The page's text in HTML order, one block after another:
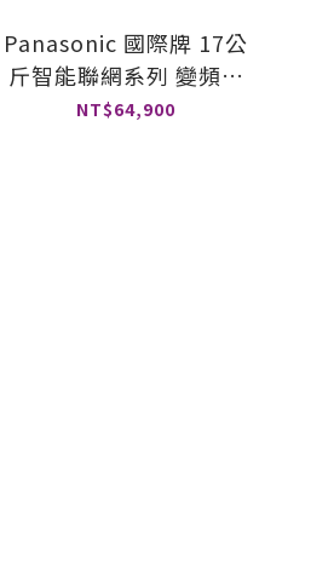
Panasonic 國際牌 17公
斤智能聯網系列 變頻溫
水滾筒洗衣機 NA-
NT$64,900